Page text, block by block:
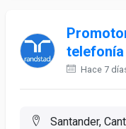
telefonía
Hace 7
Santander,